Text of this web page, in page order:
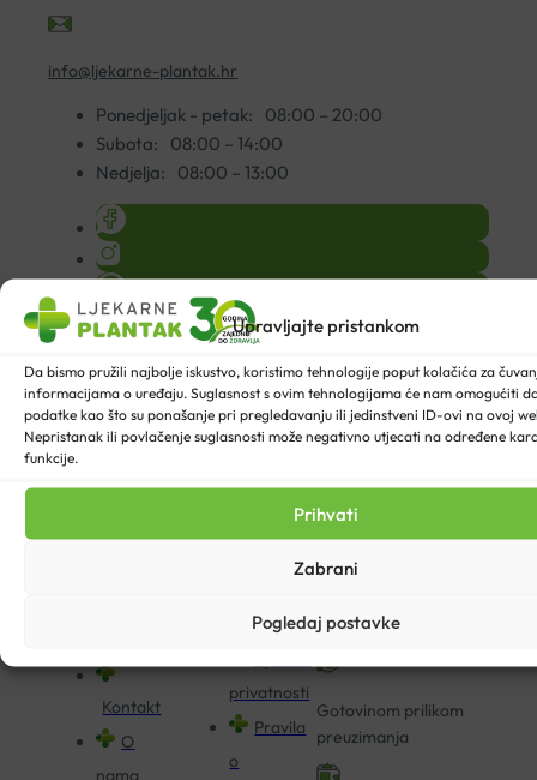
Upravljajte pristankom
Da bismo pružili najbolje iskustvo, koristimo tehnologije poput kolačića za
informacijama o uređaju. Suglasnost s ovim tehnologijama će nam omogućiti
podatke kao što su ponašanje pri pregledavanju ili jedinstveni ID-ovi na ovoj
Nepristanak ili povlačenje suglasnosti može negativno utjecati na određene
funkcije.
Prihvati
Zabrani
Pogledaj postavke
info@ljekarne-plantak.hr
Ponedjeljak - petak:
08:00 – 20:00
Subota:
08:00 – 14:00
Nedjelja:
08:00 – 13:00
INFO CENTAR
ljekarnika
Kontakt
O
nama
UVJETI KUPNJE
Dostava
Načini
reklamacija
privatnosti
Pravila
o
NAČINI PLAĆANJA
U našoj online ljekarni
moguće je platiti:
karticama
Gotovinom prilikom
preuzimanja